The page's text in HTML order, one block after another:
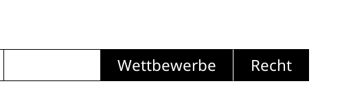
Wettbewerbe Recht